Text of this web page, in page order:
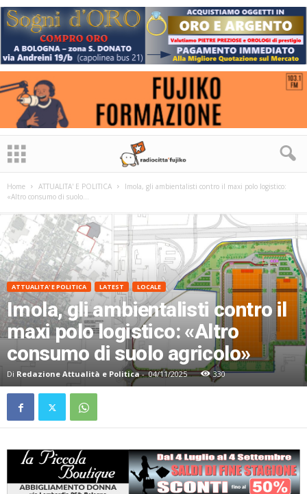
Home ATTUALITA' E POLITICA
Imola, gli ambientalisti contro il maxi polo logistico:
«Altro consumo di suolo...
ATTUALITA' E POLITICA LATEST LOCALE
Imola, gli ambientalisti contro il
maxi polo logistico: «Altro
consumo di suolo agricolo»
Di Redazione Attualità e Politica- 04/11/2025 330